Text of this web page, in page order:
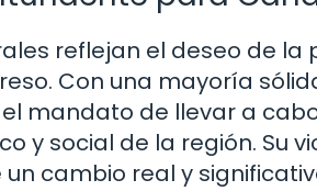
reflejan el deseo de
Con una mayoría
mandato de llevar a
y social de la región. Su
cambio real y